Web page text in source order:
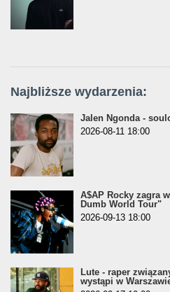
Najbliższe wydarzenia:
Jalen Ngonda -
2026-08-11 18:00
A$AP Rocky zagra
Dumb World Tour"
2026-09-13 18:00
Lute - raper
wystąpi w